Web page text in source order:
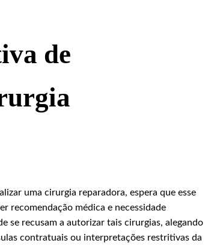
de
uma cirurgia reparadora, espera que esse
recomendação médica e necessidade
se recusam a autorizar tais cirurgias, alegando
contratuais ou interpretações restritivas da